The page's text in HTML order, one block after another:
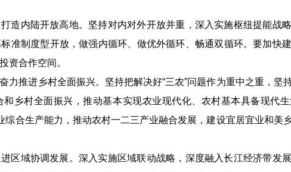
造内陆开放高地。坚持对内对外开放并重，深入实施枢纽提能战
准制度型开放，做强内循环、做优外循环、畅通双循环。要加快
资合作空间。
力推进乡村全面振兴。坚持把解决好“三农”问题作为重中之重，坚
乡村全面振兴，推动基本实现农业现代化、农村基本具备现代
综合生产能力，推动农村一二三产业融合发展，建设宜居宜业和美
区域协调发展。深入实施区域联动战略，深度融入长江经济带发